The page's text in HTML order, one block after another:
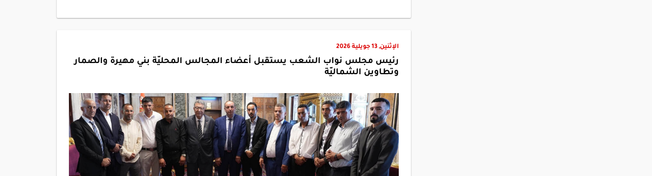
الإثنين, 13 جويلية 2026
رئيس مجلس نواب الشعب يستقبل أعضاء المجالس المحليّة بني مهيرة والصمار
وتطاوين الشماليّة